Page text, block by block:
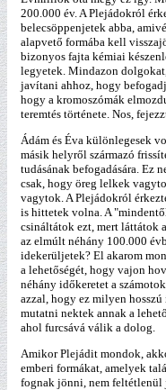
200.000 év. A Plejádokról
belecsöppenjetek abba,
alapvető formába kell
bizonyos fajta kémiai
legyetek. Mindazon
javítani ahhoz, hogy
hogy a kromoszómák
teremtés története. Nos,
Ádám és Éva különlegesek
másik helyről származó
tudásának befogadására. Ez
csak, hogy öreg lelkek
vagytok. A Plejádokról
is hittetek volna. A
csináltátok ezt, mert láttátok
az elmúlt néhány 100.000
idekerüljetek? El akarom
a lehetőségét, hogy vajon
néhány időkeretet a
azzal, hogy ez milyen
mutatni nektek annak a
ahol furcsává válik a dolog.
Amikor Plejádit mondok,
emberi formákat, amelyek
fognak jönni, nem feltétlenül